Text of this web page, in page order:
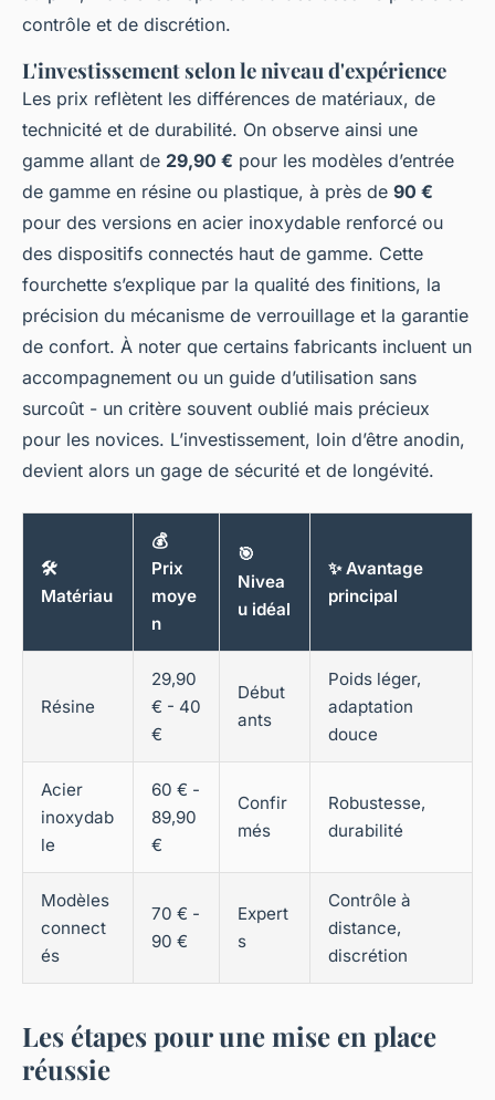
contrôle et de discrétion.
L'investissement selon le niveau d'expérience
Les prix reflètent les différences de matériaux, de
technicité et de durabilité. On observe ainsi une
gamme allant de 29,90 € pour les modèles d’entrée
de gamme en résine ou plastique, à près de 90 €
pour des versions en acier inoxydable renforcé ou
des dispositifs connectés haut de gamme. Cette
fourchette s’explique par la qualité des finitions, la
précision du mécanisme de verrouillage et la garantie
de confort. À noter que certains fabricants incluent un
accompagnement ou un guide d’utilisation sans
surcoût - un critère souvent oublié mais précieux
pour les novices. L’investissement, loin d’être anodin,
devient alors un gage de sécurité et de longévité.
🛠️
Matériau
💰
Prix
moye
n
🎯
Nivea
u idéal
✨ Avantage
principal
Résine
29,90
€ - 40
€
Début
ants
Poids léger,
adaptation
douce
Acier
inoxydab
le
60 € -
89,90
€
Confir
més
Robustesse,
durabilité
Modèles
connect
és
70 € -
90 €
Expert
s
Contrôle à
distance,
discrétion
Les étapes pour une mise en place
réussie